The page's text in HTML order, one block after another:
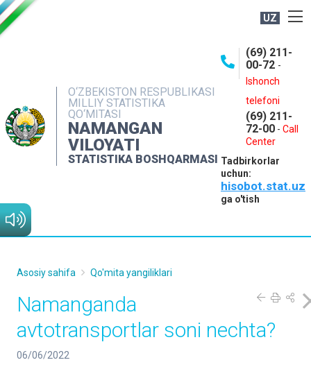
UZ
O‘ZBEKISTON RESPUBLIKASI
MILLIY STATISTIKA
QO‘MITASI
NAMANGAN
VILOYATI
STATISTIKA BOSHQARMASI
(69) 211-
00-72 -
Ishonch
telefoni
(69) 211-
72-00 - Call
Center
Tadbirkorlar
uchun:
hisobot.stat.uz
ga o'tish
NASHRLAR
INTERAKTIV XIZMATLAR
MATBUOT XIZMATI
MUROJAATLAR
Asosiy sahifa Qo'mita yangiliklari
Namanganda
avtotransportlar soni nechta?
06/06/2022